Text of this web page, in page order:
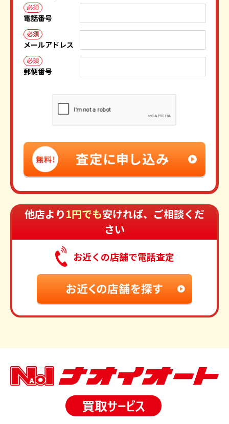
必須
電話番号
必須
メールアドレス
必須
郵便番号
他店より1円でも安ければ、ご相談くだ
さい
お近くの店舗で電話査定